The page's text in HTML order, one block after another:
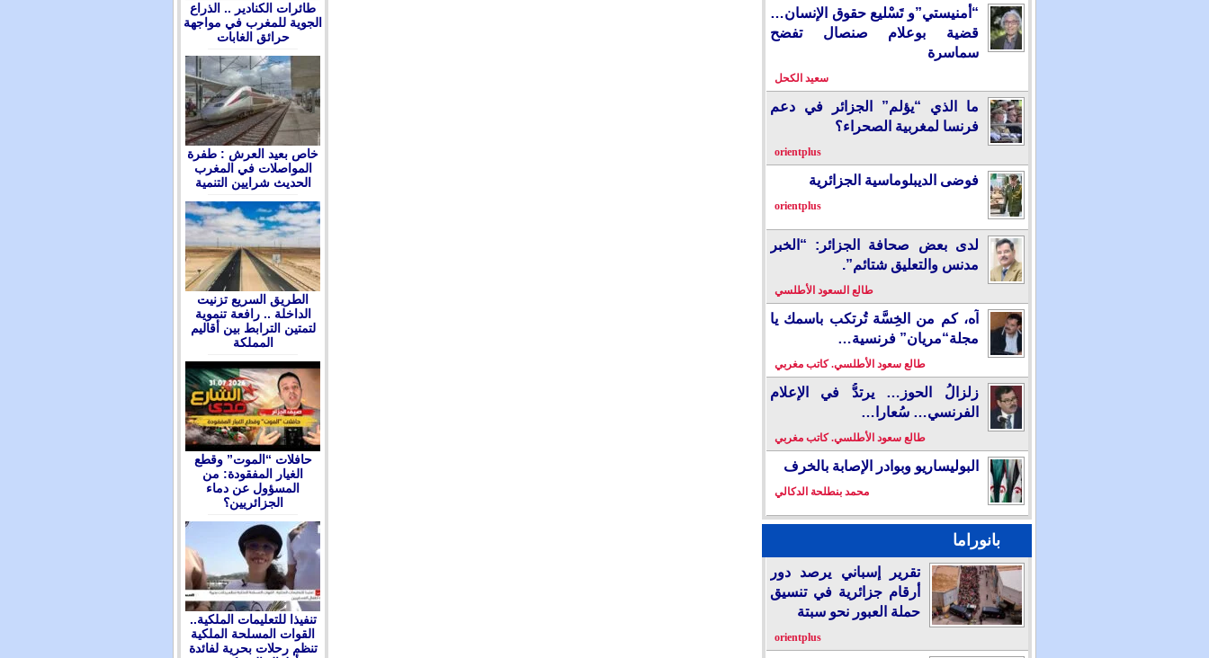
“أمنيستي”و تَسْليع حقوق الإنسان…
قضية بوعلام صنصال تفضح
سماسرة
سعيد الكحل
ما الذي “يؤلم” الجزائر في دعم
فرنسا لمغربية الصحراء؟
orientplus
فوضى الديبلوماسية الجزائرية
orientplus
لدى بعض صحافة الجزائر: “الخبر
مدنس والتعليق شتائم”.
طالع السعود الأطلسي
آه، كم من الخِسَّة تُرتكب باسمك يا
مجلة“مريان” فرنسية…
طالع سعود الأطلسي. كاتب مغربي
زلزالُ الحوز… يرتدُّ في الإعلام
الفرنسي… سُعارا…
طالع سعود الأطلسي. كاتب مغربي
البوليساريو وبوادر الإصابة بالخرف
محمد بنطلحة الدكالي
بانوراما
تقرير إسباني يرصد دور
أرقام جزائرية في تنسيق
حملة العبور نحو سبتة
orientplus
طائرات الكنادير .. الذراع
الجوية للمغرب في مواجهة
حرائق الغابات
ﺧﺎﺹ ﺑﻌﻴﺪ ﺍﻟﻌﺮﺵ : ﻃﻔﺮﺓ
ﺍﻟﻤﻮﺍﺻﻼﺕ ﻓﻲ ﺍﻟﻤﻐﺮﺏ
ﺍﻟﺤﺪﻳﺚ ﺷﺮﺍﻳﻴﻦ ﺍﻟﺘﻨﻤﻴﺔ
الطريق السريع تزنيت
الداخلة .. رافعة تنموية
لتمتين الترابط بين أقاليم
المملكة
حافلات “الموت” وقطع
الغيار المفقودة: من
المسؤول عن دماء
الجزائريين؟
تنفيذا للتعليمات الملكية..
القوات المسلحة الملكية
تنظم رحلات بحرية لفائدة